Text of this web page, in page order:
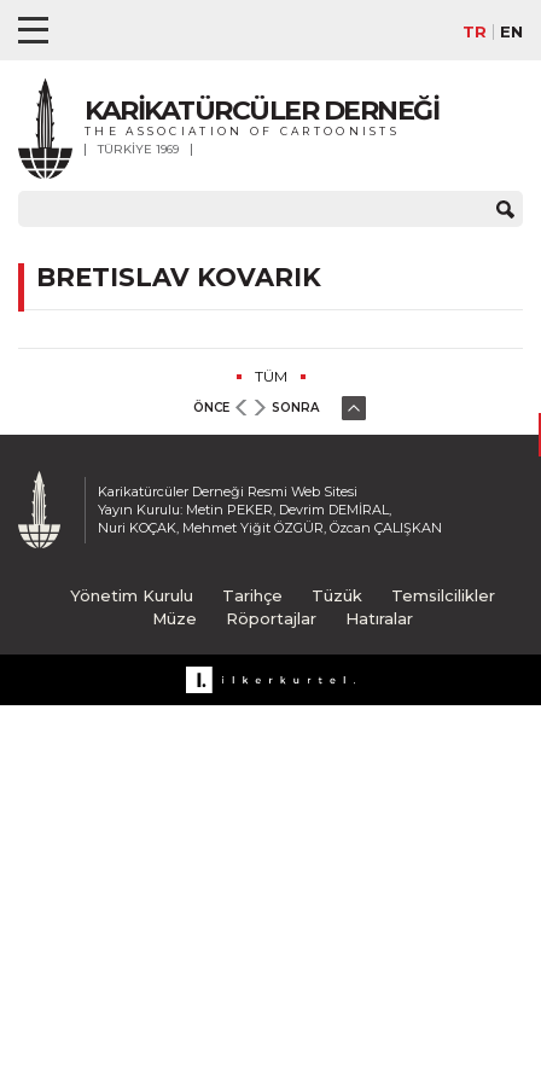
TR EN
KARİKATÜRCÜLER DERNEĞİ
THE ASSOCIATION OF CARTOONISTS
TÜRKİYE 1969
BRETISLAV KOVARIK
TÜM
ÖNCE SONRA
Karikatürcüler Derneği Resmi Web Sitesi
Yayın Kurulu: Metin PEKER, Devrim DEMİRAL,
Nuri KOÇAK, Mehmet Yiğit ÖZGÜR, Özcan ÇALIŞKAN
Yönetim Kurulu Tarihçe Tüzük
Temsilcilikler
Müze
Röportajlar Hatıralar